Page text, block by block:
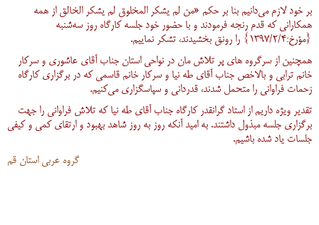
بر خود لازم می‌دانیم بنا بر حکم «من لم یشکر المخلوق لم یشکر الخالق از همه
همکارانی که قدم رنجه فرمودند و با حضور خود جلسه کارگاه روز سه‌شنبه
{مؤرخ:1397/2/4} را رونق بخشیدند، تشکر نماییم
.
همچنین از سرگروه های پر تلاش مان در نواحی استان جناب آقای عاشوری و سرکار
خانم ترابی و بالاخص جناب آقای طه نیا و سرکار خانم قاسمی که در برگزاری کارگاه
زحمات فراوانی را متحمل شدند، قدردانی و سپاسگزاری می‌کنیم.
تقدیر ویژه داریم از استاد گرانقدر کارگاه جناب آقای طه نیا که تلاش فراوانی را جهت
برگزاری جلسه مبذول داشتند. به امید آنکه روز به روز شاهد بهبود و ارتقای کمی و کیفی
جلسات یاد شده باشیم.
گروه عربی استان قم